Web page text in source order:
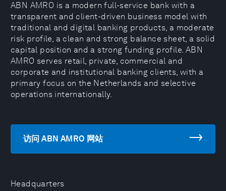
Headquarters
ABN AMRO is a modern full-service bank with a
transparent and client-driven business model with
traditional and digital banking products, a moderate
risk profile, a clean and strong balance sheet, a solid
capital position and a strong funding profile. ABN
AMRO serves retail, private, commercial and
corporate and institutional banking clients, with a
primary focus on the Netherlands and selective
operations internationally.
访问 ABN AMRO 网站